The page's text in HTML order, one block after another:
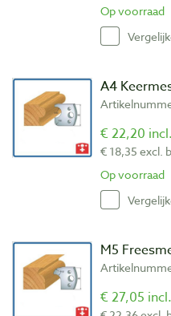
Op voorraad
A4
€ 22,20
€ 18,35 excl.
Op voorraad
M5
€ 27,05